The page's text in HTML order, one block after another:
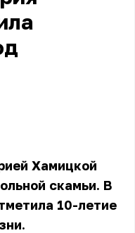
Хамицкой
скамьи. В
10-летие